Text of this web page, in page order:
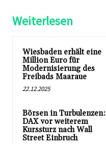
Weiterlesen
Wiesbaden erhält eine
Million Euro für
Modernisierung des
Freibads Maaraue
22.12.2025
Börsen in Turbulenzen:
DAX vor weiterem
Kurssturz nach Wall
Street Einbruch